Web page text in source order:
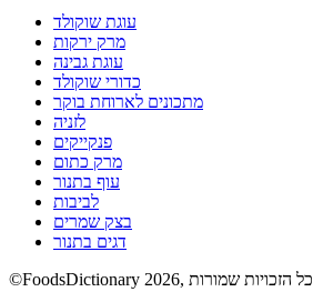
עוגת שוקולד
מרק ירקות
עוגת גבינה
כדורי שוקולד
מתכונים לארוחת בוקר
לזניה
פנקייקים
מרק כתום
עוף בתנור
לביבות
בצק שמרים
דגים בתנור
©FoodsDictionary 2026, כל הזכויות שמורות